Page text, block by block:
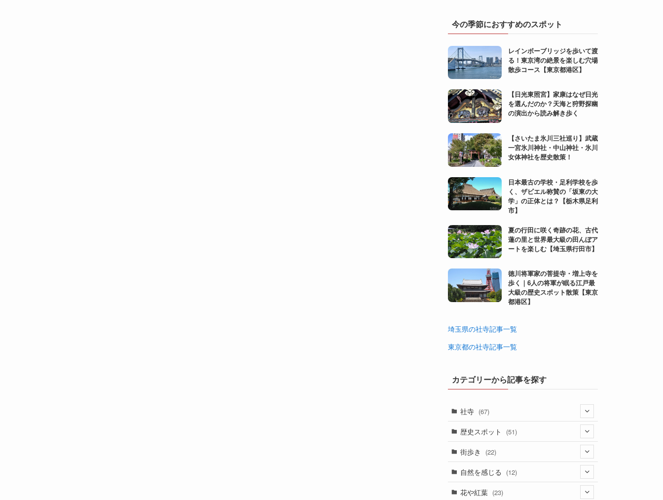
今の季節におすすめのスポット
レインボーブリッジを歩いて渡
る！東京湾の絶景を楽しむ穴場
散歩コース【東京都港区】
【日光東照宮】家康はなぜ日光
を選んだのか？天海と狩野探幽
の演出から読み解き歩く
【さいたま氷川三社巡り】武蔵
一宮氷川神社・中山神社・氷川
女体神社を歴史散策！
日本最古の学校・足利学校を歩
く、ザビエル称賛の「坂東の大
学」の正体とは？【栃木県足利
市】
夏の行田に咲く奇跡の花、古代
蓮の里と世界最大級の田んぼア
ートを楽しむ【埼玉県行田市】
徳川将軍家の菩提寺・増上寺を
歩く｜6人の将軍が眠る江戸最
大級の歴史スポット散策【東京
都港区】
埼玉県の社寺記事一覧
東京都の社寺記事一覧
カテゴリーから記事を探す
社寺 (67)
(33)
(18)
(1)
歴史スポット (51)
(2)
(22)
(10)
街歩き (22)
(13)
(5)
自然を感じる (12)
(2)
花や紅葉 (23)